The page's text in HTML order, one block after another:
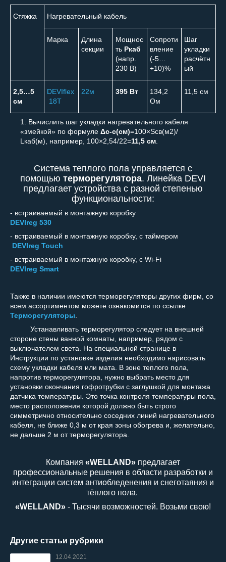
Стяжка Нагревательный кабель
Марка
Длина
секции
Мощнос
ть Ркаб
(напр.
230 В)
Сопроти
вление
(-5…
+10)%
Шаг
укладки
расчётн
ый
2,5…5
см
DEVIflex
18T
22м 395 Вт
134,2
Ом
11,5 см
Вычислить шаг укладки нагревательного кабеля
«змейкой» по формуле Δс-с(см)=100×Sсв(м2)/
L каб(м) , например, 100×2,54/22=11,5 см
Система теплого пола управляется с
помощью терморегулятора. Линейка DEVI
предлагает устройства с разной степенью
функциональности:
- встраиваемый в монтажную коробку
DEVIreg 530
- встраиваемый в монтажную коробку, с таймером
DEVIreg Touch
- встраиваемый в монтажную коробку, с Wi-Fi
DEVIreg Smart
Также в наличии имеются терморегуляторы других фирм, со
всем ассортиментом можете ознакомится по ссылке
Терморегуляторы
Устанавливать терморегулятор следует на внешней
стороне стены ванной комнаты, например, рядом с
выключателем света. На специальной странице в
Инструкции по установке изделия необходимо нарисовать
схему укладки кабеля или мата. В зоне теплого пола,
напротив терморегулятора, нужно выбрать место для
установки окончания гофротрубки с заглушкой для монтажа
датчика температуры. Это точка контроля температуры пола,
место расположения которой должно быть строго
симметрично относительно соседних линий нагревательного
кабеля, не ближе 0,3 м от края зоны обогрева и, желательно,
не дальше 2 м от терморегулятора.
Компания «WELLAND» предлагает
профессиональные решения в области разработки и
интеграции систем антиобледенения и снеготаяния и
тёплого пола.
«WELLAND» - Тысячи возможностей. Возьми свою!
Другие статьи рубрики
12.04.2021